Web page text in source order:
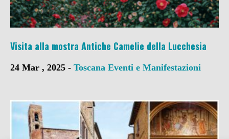
Visita alla mostra Antiche Camelie della Lucchesia
24 Mar , 2025 - Toscana Eventi e Manifestazioni